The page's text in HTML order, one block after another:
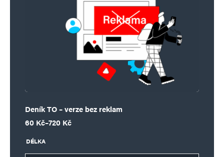
Napsat komentář
Vaše e-mailová adresa nebude zveřejněna.Vyžadované informace jsou
Deník TO – verze bez reklam
60 Kč–720 Kč
Rozpětí cen: 60 Kč až 720 Kč
DÉLKA